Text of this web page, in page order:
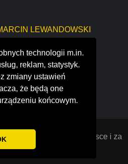
technologii m.in.
reklam, statystyk.
zmiany ustawień
że będą one
końcowym.
LEWANDOWSKI
pvt. ltd.
firmach założonych w Polsce i za
prawa zastrzeżone.